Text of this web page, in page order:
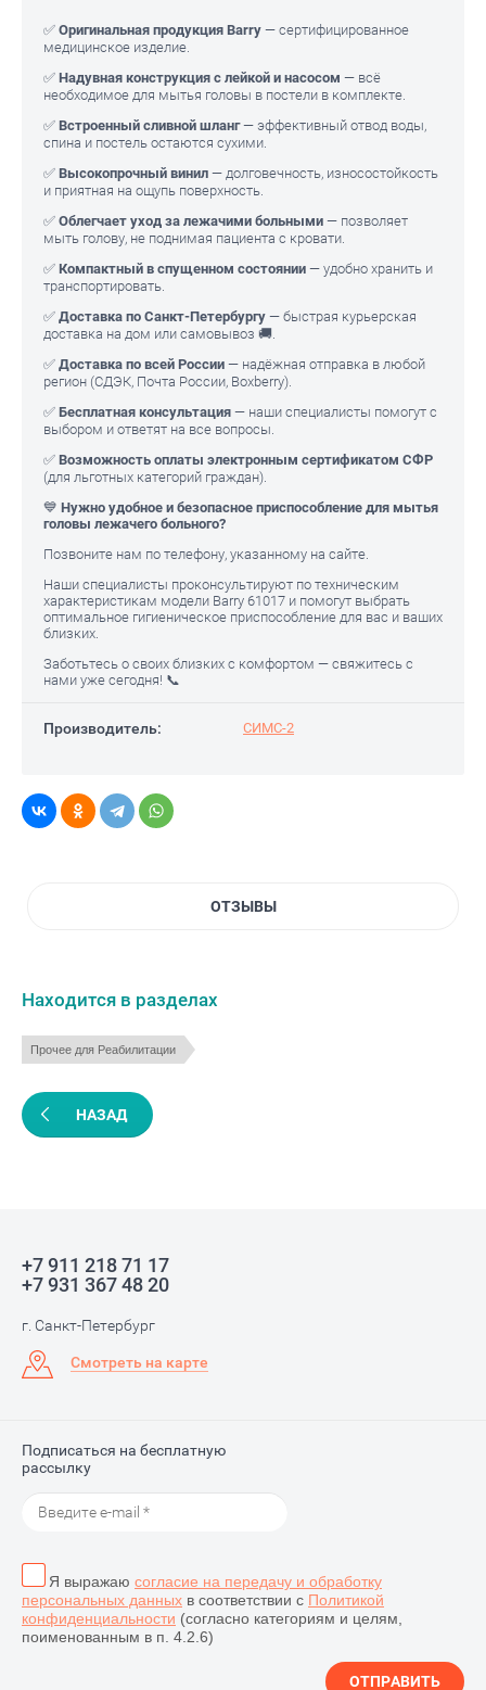
✅ Оригинальная продукция Barry — сертифицированное
медицинское изделие.
✅ Надувная конструкция с лейкой и насосом — всё
необходимое для мытья головы в постели в комплекте.
✅ Встроенный сливной шланг— эффективный отвод воды,
спина и постель остаются сухими.
✅ Высокопрочный винил — долговечность, износостойкость
и приятная на ощупь поверхность.
✅ Облегчает уход за лежачими больными — позволяет
мыть голову, не поднимая пациента с кровати.
✅ Компактный в спущенном состоянии — удобно хранить и
транспортировать.
✅ Доставка по Санкт-Петербургу — быстрая курьерская
доставка на дом или самовывоз 🚚.
✅ Доставка по всей России — надёжная отправка в любой
регион (СДЭК, Почта России, Boxberry).
✅ Бесплатная консультация — наши специалисты помогут с
выбором и ответят на все вопросы.
✅ Возможность оплаты электронным сертификатом СФР
(для льготных категорий граждан).
💙 Нужно удобное и безопасное приспособление для мытья
головы лежачего больного?
Позвоните нам по телефону, указанному на сайте.
Наши специалисты проконсультируют по техническим
характеристикам модели Barry 61017 и помогут выбрать
оптимальное гигиеническое приспособление для вас и ваших
близких.
Заботьтесь о своих близких с комфортом — свяжитесь с
нами уже сегодня! 📞
Производитель: СИМС-2
ОТЗЫВЫ
Находится в разделах
Прочее для Реабилитации
НАЗАД
+7 911 218 71 17
+7 931 367 48 20
г. Санкт-Петербург
Смотреть на карте
Подписаться на бесплатную
рассылку
Я выражаю согласие на передачу и обработку
персональных данных в соответствии с Политикой
конфиденциальности (согласно категориям и целям,
поименованным в п. 4.2.6)
ОТПРАВИТЬ